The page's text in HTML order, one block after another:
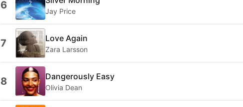
6 Jay Price
7 Love Again
Zara Larsson
8 Dangerously Easy
Olivia Dean